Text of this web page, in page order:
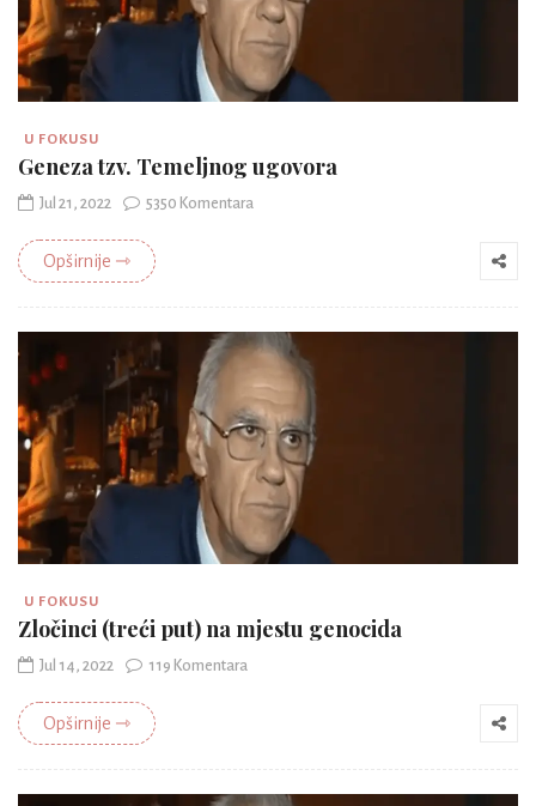
U FOKUSU
Geneza tzv. Temeljnog ugovora
Jul 21, 2022 5350 Komentara
Opširnije ⇾
U FOKUSU
Zločinci (treći put) na mjestu genocida
Jul 14, 2022 119 Komentara
Opširnije ⇾